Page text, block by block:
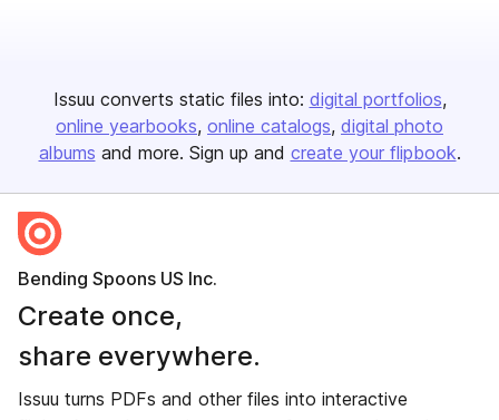
Issuu converts static files into: digital portfolios
online yearbooks online catalogs digital photo
albums and more. Sign up and create your flipbook.
Bending Spoons US Inc.
Create once,
share everywhere.
Issuu turns PDFs and other files into interactive